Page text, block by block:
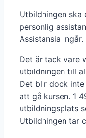
Utbildningen ska
personlig
Assistansia ingår.
Det är tack vare
utbildningen till
Det blir dock
att gå kursen. 1
utbildningsplats
Utbildningen tar